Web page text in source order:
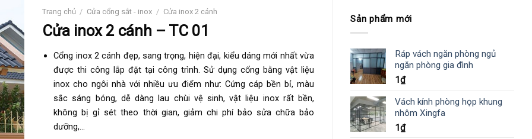
Sản phẩm mới
Ráp vách ngăn phòng ngủ
ngăn phòng gia đình
1₫
Vách kính phòng họp khung
nhôm Xingfa
1₫
Trang chủ / Cửa cổng sắt - inox / Cửa inox 2 cánh
Cửa inox 2 cánh – TC 01
Cổng inox 2 cánh đẹp, sang trọng, hiện đại, kiểu dáng mới nhất vừa
được thi công lắp đặt tại công trình. Sử dụng cổng bằng vật liệu
inox cho ngôi nhà với nhiều ưu điểm như: Cứng cáp bền bỉ, màu
sắc sáng bóng, dễ dàng lau chùi vệ sinh, vật liệu inox rất bền,
không bị gỉ sét theo thời gian, giảm chi phí bảo sửa chữa bảo
dưỡng,…